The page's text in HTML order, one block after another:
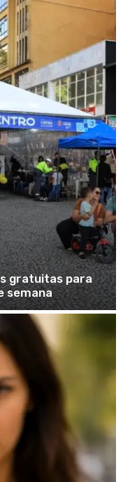
gratuitas para
semana